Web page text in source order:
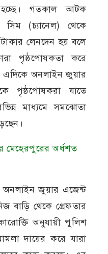
হচ্ছে। গতকাল আটক
(চ্যানেল) থেকে
লেনদেন হয় বলে
পৃষ্ঠপোষকতা করে
অনলাইন জুয়ার
পৃষ্ঠপোষকরা যাতে
মাধ্যমে সমঝোতা
মেহেরপুরের অর্ধশত
জুয়ার এজেন্ট
বাড়ি থেকে গ্রেফতার
অনুযায়ী পুলিশ
দায়ের করে যারা